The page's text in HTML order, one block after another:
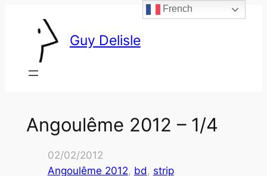
Guy Delisle
Angoulême 2012 – 1/4
02/02/2012
Angoulême 2012, bd , strip
French